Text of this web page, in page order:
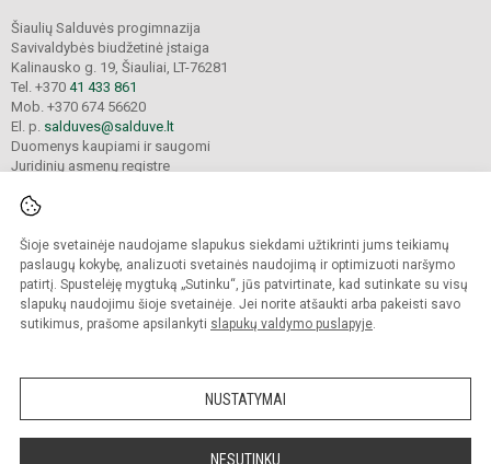
Šioje svetainėje naudojame slapukus siekdami užtikrinti jums teikiamų
paslaugų kokybę, analizuoti svetainės naudojimą ir optimizuoti naršymo
patirtį. Spustelėję mygtuką „Sutinku“, jūs patvirtinate, kad sutinkate su visų
slapukų naudojimu šioje svetainėje. Jei norite atšaukti arba pakeisti savo
sutikimus, prašome apsilankyti slapukų valdymo puslapyje.
NUSTATYMAI
NESUTINKU
Šiaulių Salduvės progimnazija
Savivaldybės biudžetinė įstaiga
Kalinausko g. 19, Šiauliai, LT-76281
Tel. +370 41 433 861
Mob. +370 674 56620
El. p. salduves@salduve.lt
Duomenys kaupiami ir saugomi
Juridinių asmenų registre
© 2026. Šiaulių Salduvės progimnazija. Visos teisės saugomos.
Kopijuoti turinį be raštiško įstaigos administracijos sutikimo griežtai draudžiama.